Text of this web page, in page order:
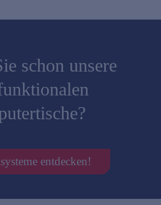
schon unsere
entdecken!